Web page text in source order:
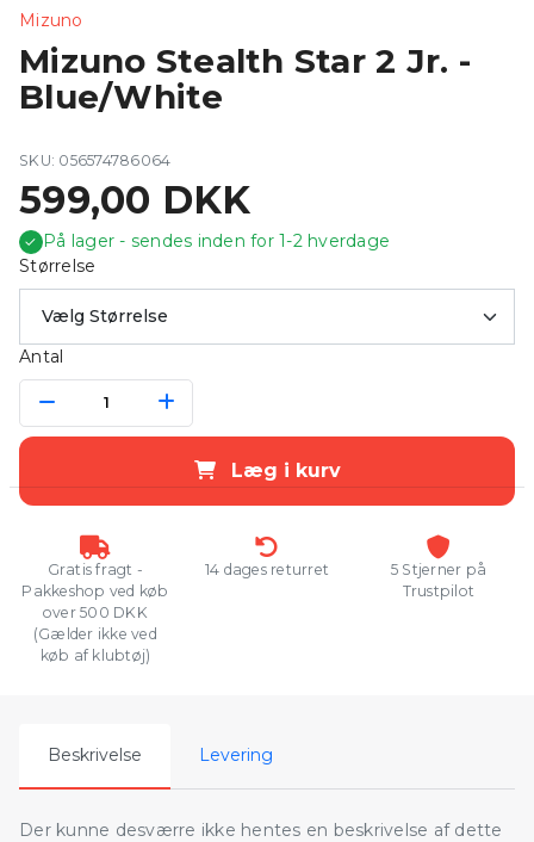
Mizuno
Mizuno Stealth Star 2 Jr. -
Blue/White
SKU: 056574786064
599,00 DKK
✓ På lager - sendes inden for 1-2 hverdage
Størrelse
Antal
Læg i kurv
Gratis fragt -
Pakkeshop ved køb
over 500 DKK
(Gælder ikke ved
køb af klubtøj)
14 dages returret
5 Stjerner på
Trustpilot
Beskrivelse Levering
Der kunne desværre ikke hentes en beskrivelse af dette